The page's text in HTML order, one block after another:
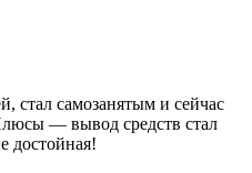
стал самозанятым и сейчас
— вывод средств стал
достойная!